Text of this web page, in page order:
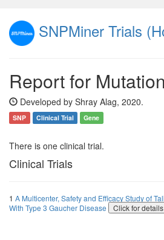
SNPMiner Trials
Report for
Developed by Shray Alag, 2020.
SNP Clinical Trial Gene
There is one clinical trial.
Clinical Trials
1 A Multicenter, Safety and Efficacy Study of
With Type 3 Gaucher Disease
Click for details